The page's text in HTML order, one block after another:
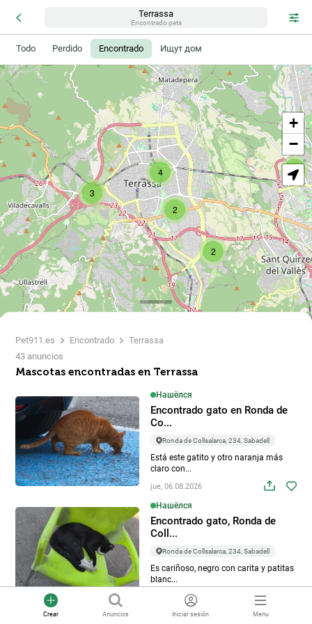
Crear Anuncios Iniciar sesión Menu
Terrassa
Encontrado pets
Todo Perdido Encontrado Ищут дом
Pet911.es Encontrado
Terrassa
43 anuncios
Mascotas encontradas en Terrassa
Нашёлся
Encontrado gato en Ronda de
Co...
Ronda de Collsalarca, 234, Sabadell
Está este gatito y otro naranja más
claro con...
jue, 06.08.2026
Нашёлся
Encontrado gato, Ronda de
Coll...
Ronda de Collsalarca, 234, Sabadell
Es cariñoso, negro con carita y patitas
blanc...
jue, 06.08.2026
Нашёлся
4
2
3
2
4 3
+
−